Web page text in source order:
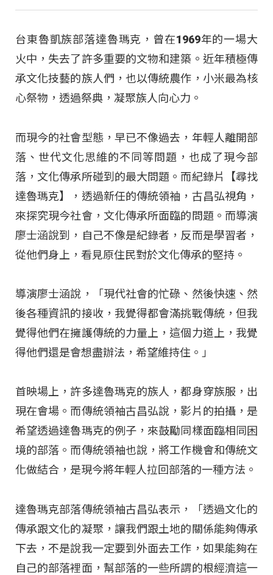
台東魯凱族部落達魯瑪克，曾在1969年的一場大
火中，失去了許多重要的文物和建築。近年積極傳
承文化技藝的族人們，也以傳統農作，小米最為核
心祭物，透過祭典，凝聚族人向心力。
而現今的社會型態，早已不像過去，年輕人離開部
落、世代文化思維的不同等問題，也成了現今部
落，文化傳承所碰到的最大問題。而紀錄片【尋找
達魯瑪克】，透過新任的傳統領袖，古昌弘視角，
來探究現今社會，文化傳承所面臨的問題。而導演
廖士涵說到，自己不像是紀錄者，反而是學習者，
從他們身上，看見原住民對於文化傳承的堅持。
導演廖士涵說，「現代社會的忙碌、然後快速、然
後各種資訊的接收，我覺得都會滿挑戰傳統，但我
覺得他們在擁護傳統的力量上，這個力道上，我覺
得他們還是會想盡辦法，希望維持住。」
首映場上，許多達魯瑪克的族人，都身穿族服，出
現在會場。而傳統領袖古昌弘說，影片的拍攝，是
希望透過達魯瑪克的例子，來鼓勵同樣面臨相同困
境的部落。而傳統領袖也說，將工作機會和傳統文
化做結合，是現今將年輕人拉回部落的一種方法。
達魯瑪克部落傳統領袖古昌弘表示，「透過文化的
傳承跟文化的凝聚，讓我們跟土地的關係能夠傳承
下去，不是說我一定要到外面去工作，如果能夠在
自己的部落裡面，幫部落的一些所謂的根經濟這一